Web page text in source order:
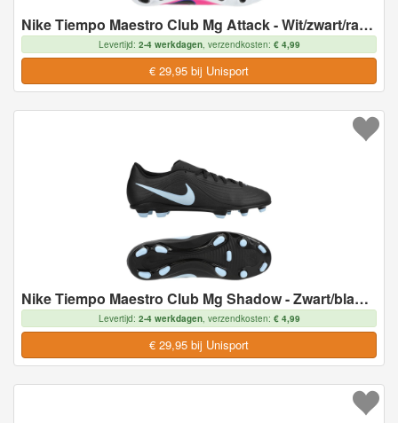
Nike Tiempo Maestro Club Mg Attack - Wit/zwart/racer Blue/roze - Multi Ground (Mg), maat 44
Levertijd: 2-4 werkdagen, verzendkosten: € 4,99
€ 29,95 bij Unisport
Nike Tiempo Maestro Club Mg Shadow - Zwart/blauw - Multi Ground (Mg), maat 45
Levertijd: 2-4 werkdagen, verzendkosten: € 4,99
€ 29,95 bij Unisport